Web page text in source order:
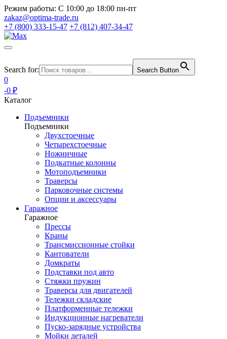
Режим работы: С 10:00 до 18:00 пн-пт
zakaz@optima-trade.ru
+7 (800) 333-15-47 +7 (812) 407-34-47
Search for: Search Button
0
-0 ₽
Каталог
Подъемники
Подъемники
Двухстоечные
Четырехстоечные
Ножничные
Подкатные колонны
Мотоподъемники
Траверсы
Парковочные системы
Опции и аксессуары
Гаражное
Гаражное
Прессы
Краны
Трансмиссионные стойки
Кантователи
Домкраты
Подставки под авто
Стяжки пружин
Траверсы для двигателей
Тележки складские
Платформенные тележки
Индукционные нагреватели
Пуско-зарядные устройства
Мойки деталей